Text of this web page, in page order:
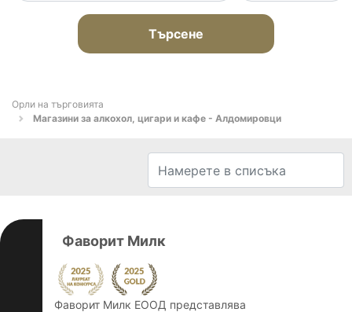
Търсене
Орли на търговията
Магазини за алкохол, цигари и кафе - Алдомировци
Фаворит Милк
Фаворит Милк ЕООД представлява